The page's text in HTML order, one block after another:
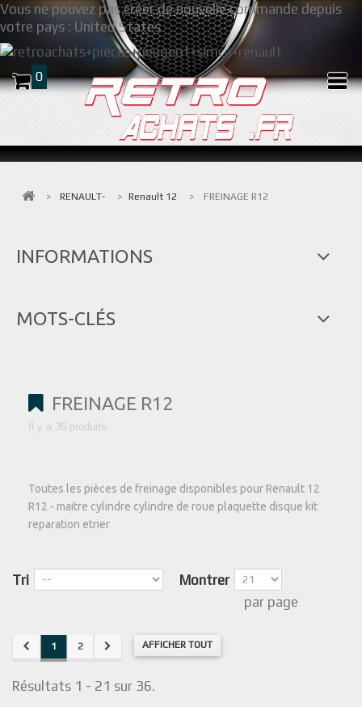
Vous ne pouvez pas créer de nouvelle commande depuis
votre pays : United States
0
> RENAULT- > Renault 12 > FREINAGE R12
INFORMATIONS
MOTS-CLÉS
FREINAGE R12
Il y a 36 produits.
Toutes les pièces de freinage disponibles pour Renault 12
R12 - maitre cylindre cylindre de roue plaquette disque kit
reparation etrier
Tri
Montrer
par page
AFFICHER TOUT
1 2
Résultats 1 - 21 sur 36.